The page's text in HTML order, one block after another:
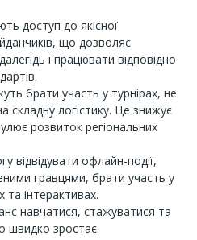
доступ до якісної
що дозволяє
і працювати відповідно
брати участь у турнірах, не
складну логістику. Це знижує
розвиток регіональних
відвідувати офлайн-події,
гравцями, брати участь у
інтерактивах.
навчатися, стажуватися та
швидко зростає.